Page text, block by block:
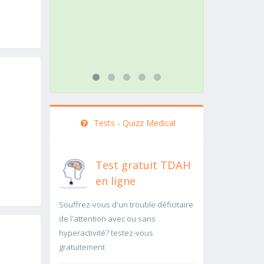
Tests - Quizz Medical
Test gratuit TDAH
en ligne
Souffrez-vous d'un trouble déficitaire
de l'attention avec ou sans
hyperactivité? testez-vous
gratuitement